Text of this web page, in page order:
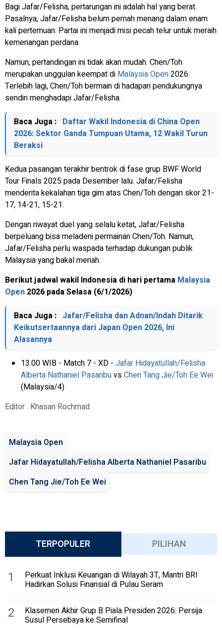
Bagi Jafar/Felisha, pertarungan ini adalah hal yang berat.
Pasalnya, Jafar/Felisha belum pernah menang dalam enam
kali pertemuan. Partai ini menjadi misi pecah telur untuk meraih
kemenangan perdana.
Namun, pertandingan ini tidak akan mudah. Chen/Toh
merupakan unggulan keempat di Malaysia Open2026.
Terlebih lagi, Chen/Toh bermain di hadapan pendukungnya
sendiri menghadapi Jafar/Felisha.
Baca Juga : Daftar Wakil Indonesia di China Open
2026: Sektor Ganda Tumpuan Utama, 12 Wakil Turun
Beraksi
Kedua pasangan terakhir bentrok di fase grup BWF World
Tour Finals 2025 pada Desember lalu. Jafar/Felisha
menderita kekalahan tiga gim atas Chen/Toh dengan skor 21-
17, 14-21, 15-21.
Dengan riwayat duel yang selalu ketat, Jafar/Felisha
berpeluang bisa meladeni permainan Chen/Toh. Namun,
Jafar/Felisha perlu waspada terhadap dukungan publik
Malaysia yang bakal meriah.
Berikut jadwal wakil Indonesia di hari pertama Malaysia
Open 2026 pada Selasa (6/1/2026)
Baca Juga : Jafar/Felisha dan Adnan/Indah Ditarik
Keikutsertaannya dari Japan Open 2026, Ini
Alasannya
13.00 WIB - Match 7 - XD - Jafar Hidayatullah/Felisha
Alberta Nathaniel PasaribuvsChen Tang Jie/Toh Ee Wei
(Malaysia/4)
Editor : Khasan Rochmad
Malaysia Open
Jafar Hidayatullah/Felisha Alberta Nathaniel Pasaribu
Chen Tang Jie/Toh Ee Wei
TERPOPULER PILIHAN
1 Perkuat Inklusi Keuangan di Wilayah 3T, Mantri BRI
Hadirkan Solusi Finansial di Pulau Seram
2 Klasemen Akhir Grup B Piala Presiden 2026: Persija
Susul Persebaya ke Semifinal